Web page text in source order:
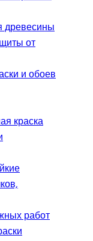
древесины
от
и обоев
краска
работ